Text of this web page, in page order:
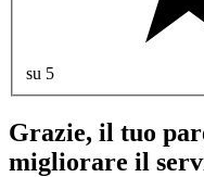
su 5
Grazie, il tuo
migliorare il